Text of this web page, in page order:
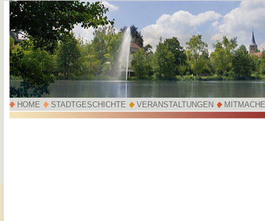
HOME STADTGESCHICHTE VERANSTALTUNGEN